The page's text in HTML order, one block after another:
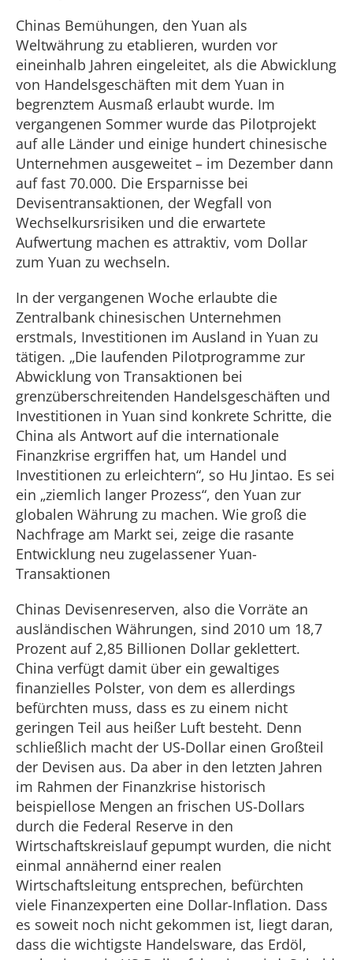
Chinas Bemühungen, den Yuan als
Weltwährung zu etablieren, wurden vor
eineinhalb Jahren eingeleitet, als die Abwicklung
von Handelsgeschäften mit dem Yuan in
begrenztem Ausmaß erlaubt wurde. Im
vergangenen Sommer wurde das Pilotprojekt
auf alle Länder und einige hundert chinesische
Unternehmen ausgeweitet – im Dezember dann
auf fast 70.000. Die Ersparnisse bei
Devisentransaktionen, der Wegfall von
Wechselkursrisiken und die erwartete
Aufwertung machen es attraktiv, vom Dollar
zum Yuan zu wechseln.
In der vergangenen Woche erlaubte die
Zentralbank chinesischen Unternehmen
erstmals, Investitionen im Ausland in Yuan zu
tätigen. „Die laufenden Pilotprogramme zur
Abwicklung von Transaktionen bei
grenzüberschreitenden Handelsgeschäften und
Investitionen in Yuan sind konkrete Schritte, die
China als Antwort auf die internationale
Finanzkrise ergriffen hat, um Handel und
Investitionen zu erleichtern“, so Hu Jintao. Es sei
ein „ziemlich langer Prozess“, den Yuan zur
globalen Währung zu machen. Wie groß die
Nachfrage am Markt sei, zeige die rasante
Entwicklung neu zugelassener Yuan-
Transaktionen
Chinas Devisenreserven, also die Vorräte an
ausländischen Währungen, sind 2010 um 18,7
Prozent auf 2,85 Billionen Dollar geklettert.
China verfügt damit über ein gewaltiges
finanzielles Polster, von dem es allerdings
befürchten muss, dass es zu einem nicht
geringen Teil aus heißer Luft besteht. Denn
schließlich macht der US-Dollar einen Großteil
der Devisen aus. Da aber in den letzten Jahren
im Rahmen der Finanzkrise historisch
beispiellose Mengen an frischen US-Dollars
durch die Federal Reserve in den
Wirtschaftskreislauf gepumpt wurden, die nicht
einmal annähernd einer realen
Wirtschaftsleitung entsprechen, befürchten
viele Finanzexperten eine Dollar-Inflation. Dass
es soweit noch nicht gekommen ist, liegt daran,
dass die wichtigste Handelsware, das Erdöl,